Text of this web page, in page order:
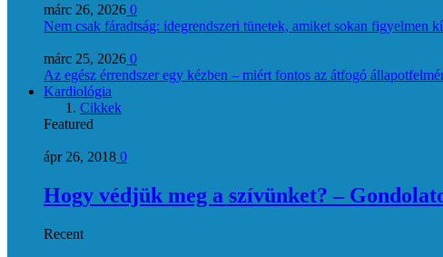
márc 26, 2026 0
Nem csak fáradtság: idegrendszeri tünetek, amiket sokan figyelmen
márc 25, 2026 0
Az egész érrendszer egy kézben – miért fontos az átfogó
Kardiológia
Cikkek
Featured
ápr 26, 2018 0
Hogy védjük meg a szívünket? –
Recent